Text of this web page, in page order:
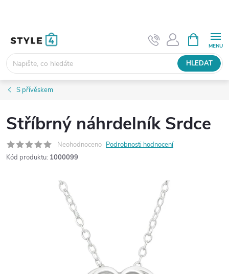
HLEDAT
NÁKUPNÍ
KOŠÍK
S přívěskem
Stříbrný náhrdelník Srdce
Neohodnoceno Podrobnosti hodnocení
Kód produktu: 1000099